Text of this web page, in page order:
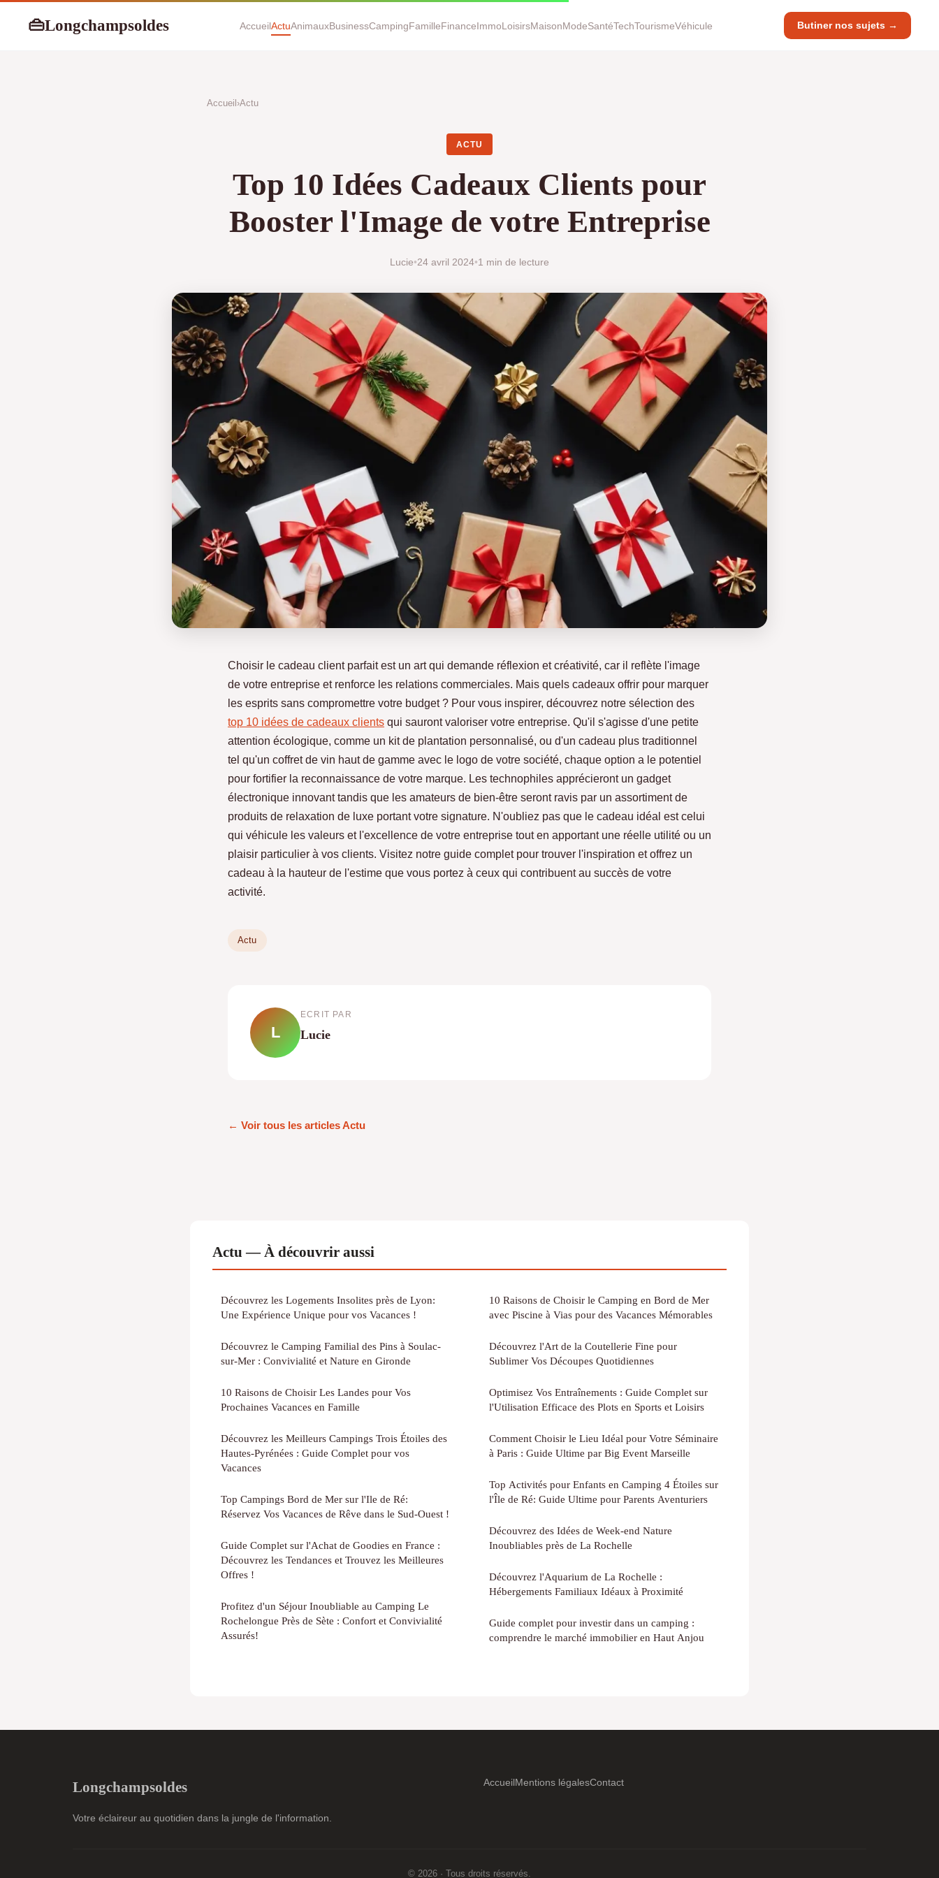
👜Longchampsoldes AccueilActuAnimauxBusinessCampingFamilleFinanceImmoLoisirsMaisonModeSantéTechTourismeVéhicule Butiner nos sujets →
Accueil ›Actu
ACTU
Top 10 Idées Cadeaux Clients pour
Booster l'Image de votre Entreprise
Lucie•24 avril 2024•1 min de lecture
Choisir le cadeau client parfait est un art qui demande réflexion et créativité, car il reflète l'image
de votre entreprise et renforce les relations commerciales. Mais quels cadeaux offrir pour marquer
les esprits sans compromettre votre budget ? Pour vous inspirer, découvrez notre sélection des
top 10 idées de cadeaux clients qui sauront valoriser votre entreprise. Qu'il s'agisse d'une petite
attention écologique, comme un kit de plantation personnalisé, ou d'un cadeau plus traditionnel
tel qu'un coffret de vin haut de gamme avec le logo de votre société, chaque option a le potentiel
pour fortifier la reconnaissance de votre marque. Les technophiles apprécieront un gadget
électronique innovant tandis que les amateurs de bien-être seront ravis par un assortiment de
produits de relaxation de luxe portant votre signature. N'oubliez pas que le cadeau idéal est celui
qui véhicule les valeurs et l'excellence de votre entreprise tout en apportant une réelle utilité ou un
plaisir particulier à vos clients. Visitez notre guide complet pour trouver l'inspiration et offrez un
cadeau à la hauteur de l'estime que vous portez à ceux qui contribuent au succès de votre
activité.
Actu
L
ECRIT PAR
Lucie
← Voir tous les articles Actu
Actu — À découvrir aussi
Découvrez les Logements Insolites près de Lyon:
Une Expérience Unique pour vos Vacances !
Découvrez le Camping Familial des Pins à Soulac-
sur-Mer : Convivialité et Nature en Gironde
10 Raisons de Choisir Les Landes pour Vos
Prochaines Vacances en Famille
Découvrez les Meilleurs Campings Trois Étoiles des
Hautes-Pyrénées : Guide Complet pour vos
Vacances
Top Campings Bord de Mer sur l'Ile de Ré:
Réservez Vos Vacances de Rêve dans le Sud-Ouest !
Guide Complet sur l'Achat de Goodies en France :
Découvrez les Tendances et Trouvez les Meilleures
Offres !
Profitez d'un Séjour Inoubliable au Camping Le
Rochelongue Près de Sète : Confort et Convivialité
Assurés!
10 Raisons de Choisir le Camping en Bord de Mer
avec Piscine à Vias pour des Vacances Mémorables
Découvrez l'Art de la Coutellerie Fine pour
Sublimer Vos Découpes Quotidiennes
Optimisez Vos Entraînements : Guide Complet sur
l'Utilisation Efficace des Plots en Sports et Loisirs
Comment Choisir le Lieu Idéal pour Votre Séminaire
à Paris : Guide Ultime par Big Event Marseille
Top Activités pour Enfants en Camping 4 Étoiles sur
l'Île de Ré: Guide Ultime pour Parents Aventuriers
Découvrez des Idées de Week-end Nature
Inoubliables près de La Rochelle
Découvrez l'Aquarium de La Rochelle :
Hébergements Familiaux Idéaux à Proximité
Guide complet pour investir dans un camping :
comprendre le marché immobilier en Haut Anjou
Longchampsoldes
Votre éclaireur au quotidien dans la jungle de l'information.
AccueilMentions légalesContact
© 2026 · Tous droits réservés.